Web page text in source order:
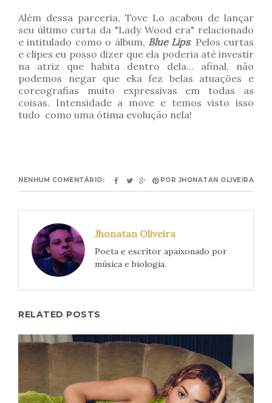
Além dessa parceria, Tove Lo acabou de lançar
seu último curta da "Lady Wood era" relacionado
e intitulado como o álbum, Blue Lips. Pelos curtas
e clipes eu posso dizer que ela poderia até investir
na atriz que habita dentro dela... afinal, não
podemos negar que eka fez belas atuações e
coreografias muito expressivas em todas as
coisas. Intensidade a move e temos visto isso
tudo como uma ótima evolução nela!
NENHUM COMENTÁRIO: POR JHONATAN OLIVEIRA
Jhonatan Oliveira
Poeta e escritor apaixonado por
música e biologia.
RELATED POSTS